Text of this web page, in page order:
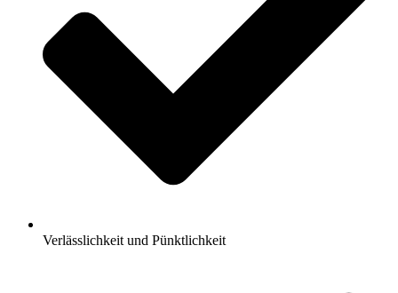
Verlässlichkeit und Pünktlichkeit